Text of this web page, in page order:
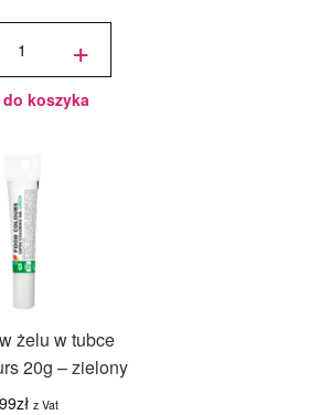
+
do koszyka
żelu w tubce
20g – zielony
zł z Vat